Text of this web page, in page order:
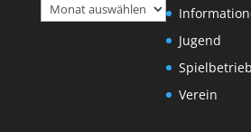
Jugend
Spielbetrieb
Verein